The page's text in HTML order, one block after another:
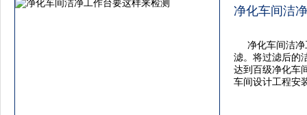
净化车间洁
净化车间洁
滤。将过滤后的
达到百级净化车
车间设计工程安